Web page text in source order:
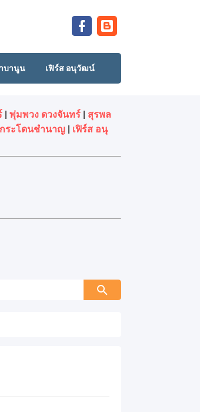
บานูน เฟิร์ส อนุวัฒน์
| พุ่มพวง ดวงจันทร์| สุรพล
ระโดนชํานาญ | เฟิร์ส อนุ